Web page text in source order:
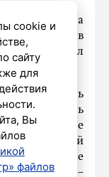
Центра
работает в
Кирилл
повысить
на другие
страны», –
cookie и
сайту
для
Вы
файлов